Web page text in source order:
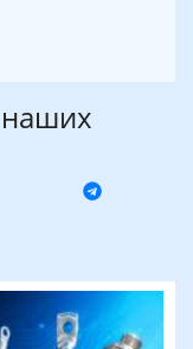
наших